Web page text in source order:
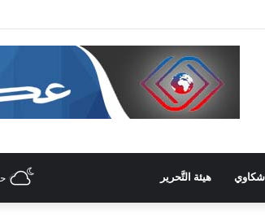
لدعم المشاركة الشّبابيّة في الصّناعة
شكاوي هيئة التَّحرير